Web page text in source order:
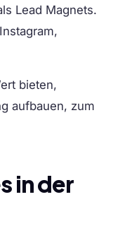
Lead Magnets.
bieten,
aufbauen, zum
in der